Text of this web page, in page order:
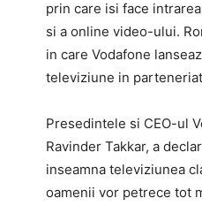
prin care isi face
si a online video-ului.
in care Vodafone
televiziune in
Presedintele si CEO-ul
Ravinder Takkar, a
inseamna televiziunea
oamenii vor petrece tot